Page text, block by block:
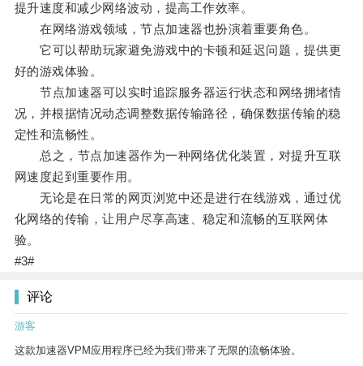
提升速度和减少网络波动，提高工作效率。
在网络游戏领域，节点加速器也扮演着重要角色。
它可以帮助玩家避免游戏中的卡顿和延迟问题，提供更
好的游戏体验。
节点加速器可以实时追踪服务器运行状态和网络拥堵情
况，并根据情况动态调整数据传输路径，确保数据传输的稳
定性和流畅性。
总之，节点加速器作为一种网络优化装置，对提升互联
网速度起到重要作用。
无论是在日常的网页浏览中还是进行在线游戏，通过优
化网络的传输，让用户尽享高速、稳定和流畅的互联网体
验。
#3#
评论
游客
这款加速器VPM应用程序已经为我们带来了无限的流畅体验。